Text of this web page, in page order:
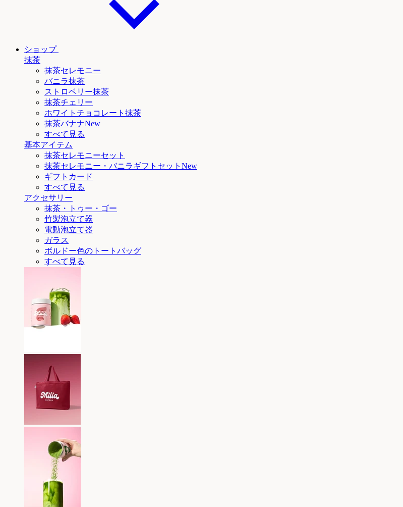
ショップ
抹茶
抹茶セレモニー
バニラ抹茶
ストロベリー抹茶
抹茶チェリー
ホワイトチョコレート抹茶
抹茶バナナNew
すべて見る
基本アイテム
抹茶セレモニーセット
抹茶セレモニー ・バニラギフトセットNew
ギフトカード
すべて見る
アクセサリー
抹茶・トゥー・ゴー
竹製泡立て器
電動泡立て器
ガラス
ボルドー色のトートバッグ
すべて見る